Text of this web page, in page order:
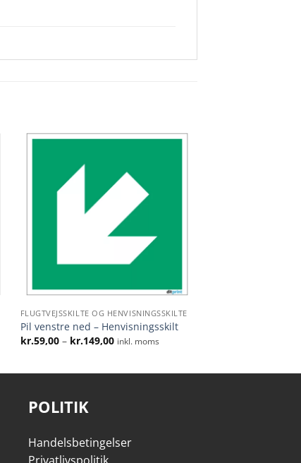
FLUGTVEJSSKILTE OG HENVISNINGSSKILTE
Pil venstre ned – Henvisningsskilt
kr.59,00 – kr.149,00Prisinterval:
inkl. moms
POLITIK
Handelsbetingelser